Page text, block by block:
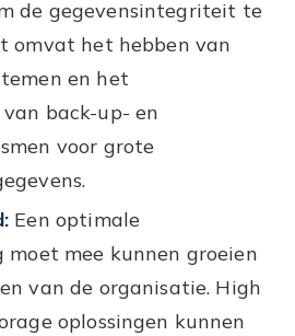
de gegevensintegriteit te
omvat het hebben van
en het
back-up- en
voor grote
Een optimale
moet mee kunnen groeien
van de organisatie. High
oplossingen kunnen